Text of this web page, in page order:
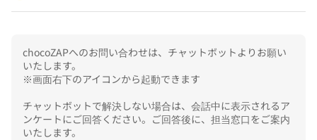
chocoZAPへのお問い合わせは、チャットボットよりお願い
いたします。
※画面右下のアイコンから起動できます
チャットボットで解決しない場合は、会話中に表示されるア
ンケートにご回答ください。ご回答後に、担当窓口をご案内
いたします。